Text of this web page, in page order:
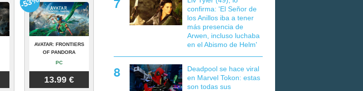
AVATAR: FRONTIERS
OF PANDORA
PC
13.99 €
confirma: 'El Señor de
los Anillos iba a tener
más presencia de
Arwen, incluso luchaba
en el Abismo de Helm'
Deadpool se hace viral
en Marvel Tokon: estas
son todas sus